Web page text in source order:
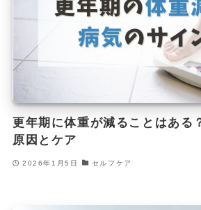
更年期に体重が減ることはある
原因とケア
2026年1月5日 セルフケア